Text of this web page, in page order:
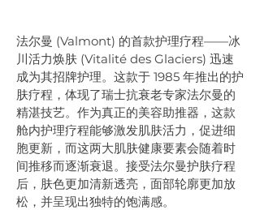
法尔曼 (Valmont) 的首款护理疗程——冰
川活力焕肤 (Vitalité des Glaciers) 迅速
成为其招牌护理。这款于 1985 年推出的护
肤疗程，体现了瑞士抗衰老专家法尔曼的
精湛技艺。作为真正的美容助推器，这款
舱内护理疗程能够激发肌肤活力，促进细
胞更新，而这两大肌肤健康要素会随着时
间推移而逐渐衰退。接受法尔曼护肤疗程
后，肤色更加清新透亮，面部轮廓更加放
松，并呈现出独特的饱满感。